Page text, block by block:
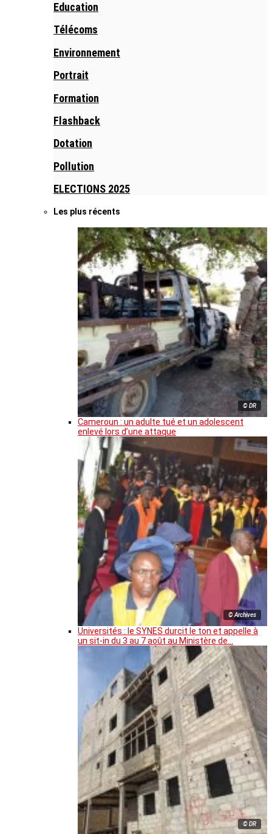
Education
Télécoms
Environnement
Portrait
Formation
Flashback
Dotation
Pollution
ELECTIONS 2025
Les plus récents
© DR
Cameroun : un adulte tué et un adolescent
enlevé lors d’une attaque
© Archives
Universités : le SYNES durcit le ton et appelle à
un sit-in du 3 au 7 août au Ministère de…
© DR